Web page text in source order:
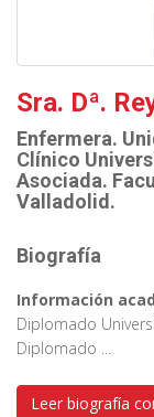
Sra. Dª.
Enfermera.
Clínico
Asociada.
Valladolid.
Biografía
Información
Diplomado
Diplomado ...
Leer biografía